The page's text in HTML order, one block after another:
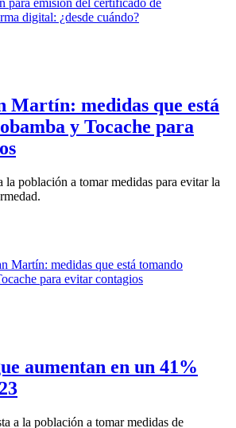
Martín: medidas que está
y Tocache para
la población a tomar medidas para evitar la
aumentan en un 41%
a la población a tomar medidas de